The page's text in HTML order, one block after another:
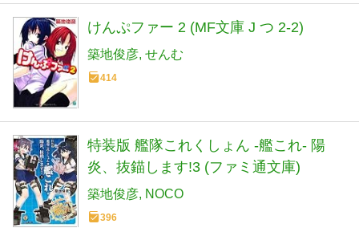
けんぷファー 2 (MF文庫 J つ 2-2)
築地俊彦 せんむ
414
特装版 艦隊これくしょん -艦これ- 陽
炎、抜錨します!3 (ファミ通文庫)
築地俊彦 NOCO
396